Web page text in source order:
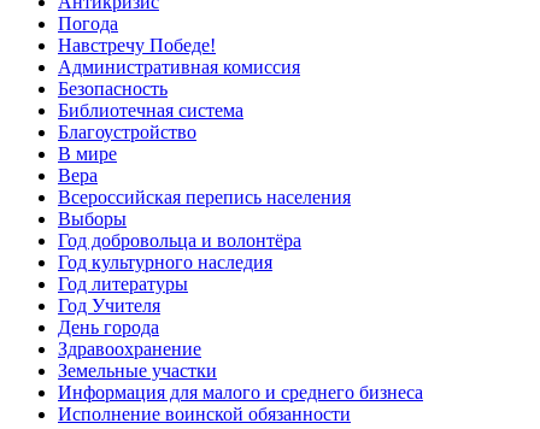
Погода
Навстречу Победе!
Административная комиссия
Безопасность
Библиотечная система
Благоустройство
В мире
Вера
Всероссийская перепись населения
Выборы
Год добровольца и волонтёра
Год культурного наследия
Год литературы
Год Учителя
День города
Здравоохранение
Земельные участки
Информация для малого и среднего бизнеса
Исполнение воинской обязанности